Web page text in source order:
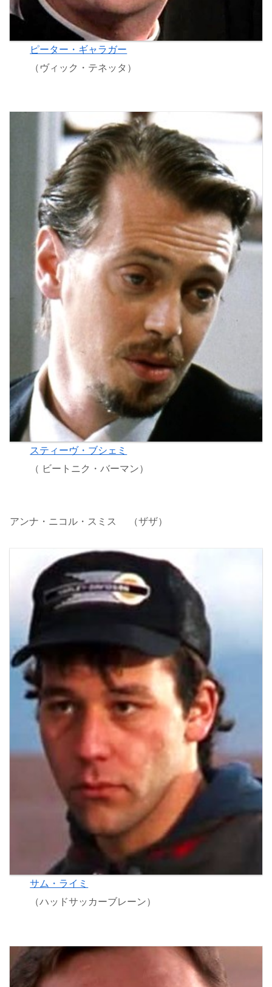
ピーター・ギャラガー
（ヴィック・テネッタ）
スティーヴ・ブシェミ
（ ビートニク・バーマン）
アンナ・ニコル・スミス （ザザ）
サム・ライミ
（ハッドサッカーブレーン）